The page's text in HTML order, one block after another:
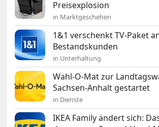
Preisexplosion
in Marktgeschehen
1&1 verschenkt TV-Paket
Bestandskunden
in Unterhaltung
Wahl-O-Mat zur
Sachsen-Anhalt gestartet
in Dienste
IKEA Family ändert sich: